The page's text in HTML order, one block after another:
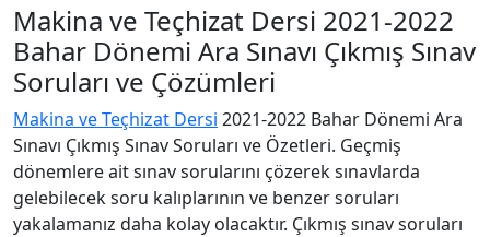
Makina ve Teçhizat Dersi 2021-2022
Bahar Dönemi Ara Sınavı Çıkmış Sınav
Soruları ve Çözümleri
Makina ve Teçhizat Dersi 2021-2022 Bahar Dönemi Ara
Sınavı Çıkmış Sınav Soruları ve Özetleri. Geçmiş
dönemlere ait sınav sorularını çözerek sınavlarda
gelebilecek soru kalıplarının ve benzer soruları
yakalamanız daha kolay olacaktır. Çıkmış sınav soruları